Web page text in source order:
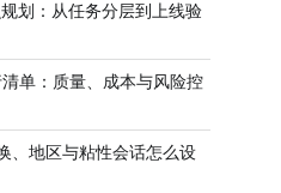
划：从任务分层到上线验
单：质量、成本与风险控
、地区与粘性会话怎么设